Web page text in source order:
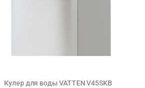
Кулер для воды VATTEN V45SKB